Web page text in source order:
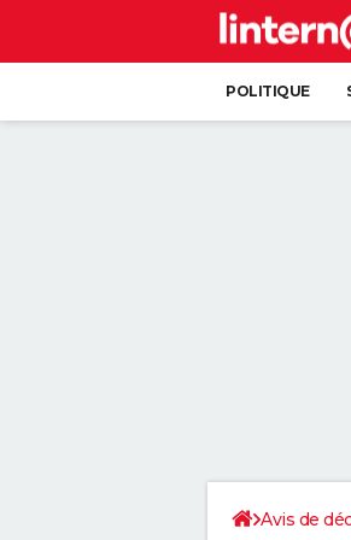
POLITIQUE
Avis de